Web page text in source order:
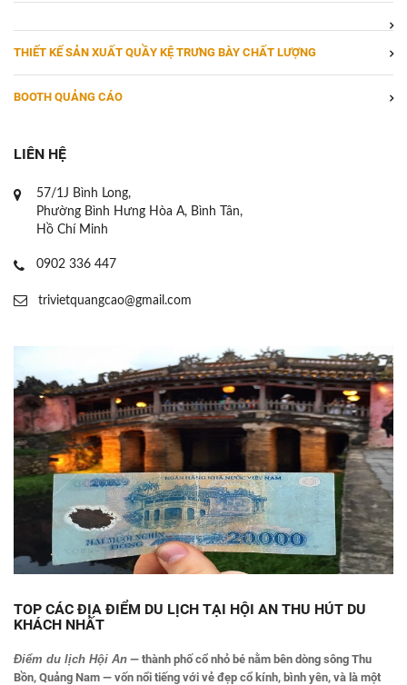
THIẾT KẾ SẢN XUẤT QUẦY KỆ TRƯNG BÀY CHẤT LƯỢNG
BOOTH QUẢNG CÁO
LIÊN HỆ
57/1J Bình Long,
Phường Bình Hưng Hòa A, Bình Tân,
Hồ Chí Minh
0902 336 447
trivietquangcao@gmail.com
TOP CÁC ĐỊA ĐIỂM DU LỊCH TẠI HỘI AN THU HÚT DU
KHÁCH NHẤT
Điểm du lịch Hội An — thành phố cổ nhỏ bé nằm bên dòng sông Thu
Bồn, Quảng Nam — vốn nổi tiếng với vẻ đẹp cổ kính, bình yên, và là một